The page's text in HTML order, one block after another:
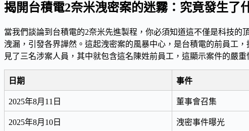
揭開台積電2奈米洩密案的迷霧：究竟發生了
當我們談論到台積電的2奈米先進製程 ，你必須知道這不僅是科技的
洩漏，引發各界譁然。這起洩密案的風暴中心，是台積電的前員工
見了三名涉案人員，其中就包含這名陳姓前員工，這顯示案件的嚴
日期 事件
2025年8月11日 董事會召集
2025年8月10日 洩密事件曝光